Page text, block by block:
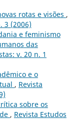
rotas e visões ,
3 (2006)
e feminismo
das
v. 20 n. 1
e o
, Revista
sobre os
, Revista Estudos